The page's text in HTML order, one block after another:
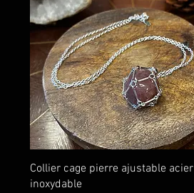
Aperçu rapide
Collier cage pierre ajustable acier
inoxydable